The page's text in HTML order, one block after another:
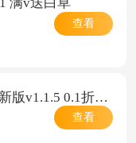
满v送白草
查看
秦时明月沧海安卓最新版v1.1.5 0.1折免费版
查看